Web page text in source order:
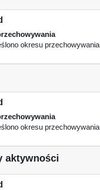
okresu przechowywania
okresu przechowywania
aktywności